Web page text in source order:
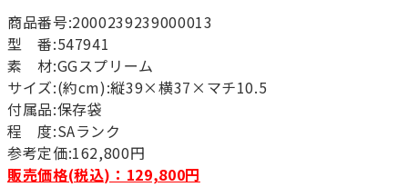
商品番号:2000239239000013
型 番:547941
素 材:GGスプリーム
サイズ:(約cm):縦39×横37×マチ10.5
付属品:保存袋
程 度:SAランク
参考定価:162,800円
販売価格(税込)：129,800円